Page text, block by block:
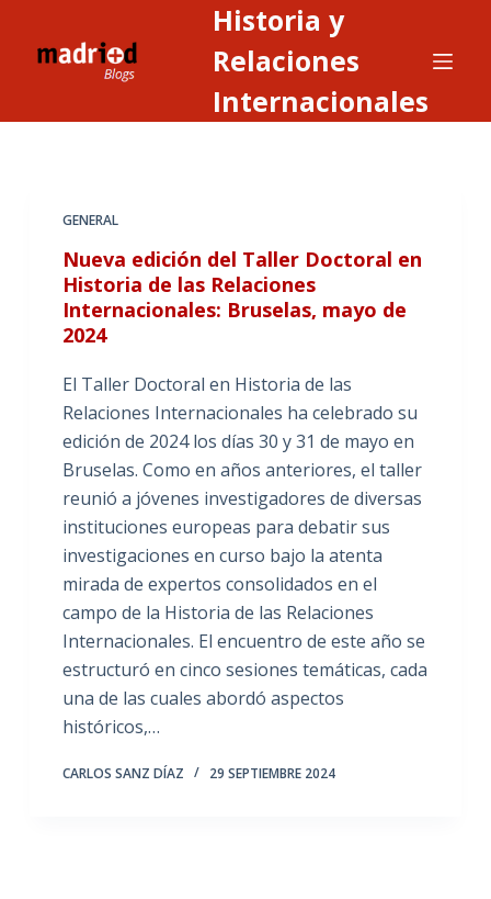
Historia y
Relaciones
Internacionales
GENERAL
Nueva edición del Taller Doctoral en
Historia de las Relaciones
Internacionales: Bruselas, mayo de
2024
El Taller Doctoral en Historia de las
Relaciones Internacionales ha celebrado su
edición de 2024 los días 30 y 31 de mayo en
Bruselas. Como en años anteriores, el taller
reunió a jóvenes investigadores de diversas
instituciones europeas para debatir sus
investigaciones en curso bajo la atenta
mirada de expertos consolidados en el
campo de la Historia de las Relaciones
Internacionales. El encuentro de este año se
estructuró en cinco sesiones temáticas, cada
una de las cuales abordó aspectos
históricos,…
CARLOS SANZ DÍAZ 29 SEPTIEMBRE 2024